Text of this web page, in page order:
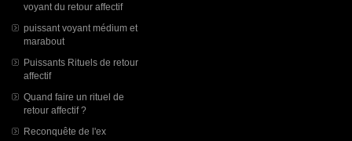
voyant du retour affectif
puissant voyant médium et
marabout
Puissants Rituels de retour
affectif
Quand faire un rituel de
retour affectif ?
Reconquête de l'ex